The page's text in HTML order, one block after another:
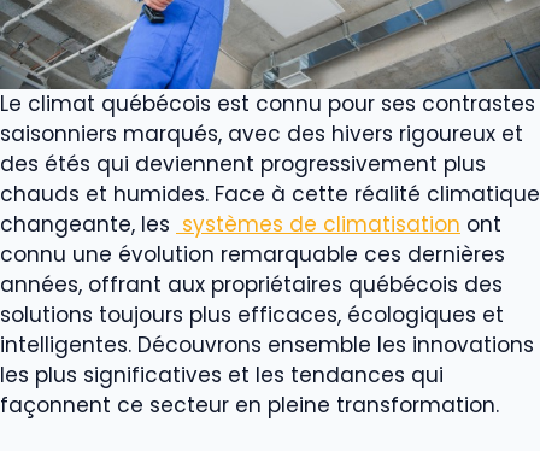
Le climat québécois est connu pour ses contrastes
saisonniers marqués, avec des hivers rigoureux et
des étés qui deviennent progressivement plus
chauds et humides. Face à cette réalité climatique
changeante, les systèmes de climatisation ont
connu une évolution remarquable ces dernières
années, offrant aux propriétaires québécois des
solutions toujours plus efficaces, écologiques et
intelligentes. Découvrons ensemble les innovations
les plus significatives et les tendances qui
façonnent ce secteur en pleine transformation.